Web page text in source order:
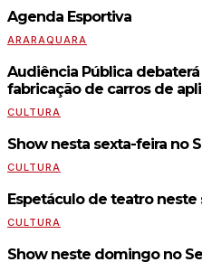
Agenda Esportiva
ARARAQUARA
Audiência Pública
fabricação de carros de
CULTURA
Show nesta sexta-feira no
CULTURA
Espetáculo de teatro neste
CULTURA
Show neste domingo no